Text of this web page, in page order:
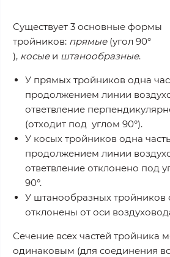
Существует 3 основные формы
тройников: прямые(угол 90°
), косыеи штанообразные.
У прямых тройников одна
продолжением линии
ответвление
(отходит под углом 90°).
У косых тройников одна
продолжением линии
ответвление отклонено под
90°.
У штанообразных тройников
отклонены от оси
Сечение всех частей тройника
одинаковым (для соединения